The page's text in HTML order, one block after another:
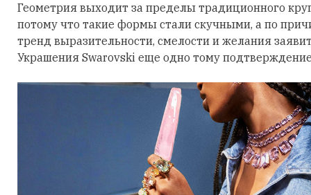
Геометрия выходит за пределы традиционного
потому что такие формы стали скучными, а по
тренд выразительности, смелости и желания
Украшения Swarovski еще одно тому